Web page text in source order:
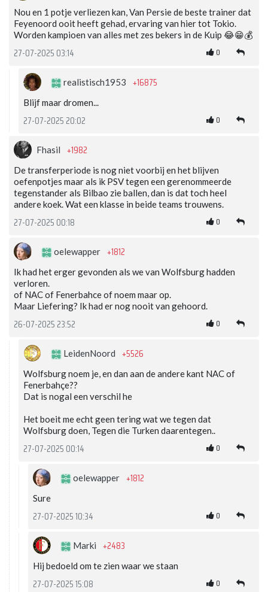
Nou en 1 potje verliezen kan, Van Persie de beste trainer dat
Feyenoord ooit heeft gehad, ervaring van hier tot Tokio.
Worden kampioen van alles met zes bekers in de Kuip 😂😁💰
27-07-2025 03:14 0
realistisch1953 +16875
Blijf maar dromen...
27-07-2025 20:02 0
Fhasil +1982
De transferperiode is nog niet voorbij en het blijven
oefenpotjes maar als ik PSV tegen een gerenommeerde
tegenstander als Bilbao zie ballen, dan is dat toch heel
andere koek. Wat een klasse in beide teams trouwens.
27-07-2025 00:18 0
oelewapper +1812
Ik had het erger gevonden als we van Wolfsburg hadden
verloren.
of NAC of Fenerbahce of noem maar op.
Maar Liefering? Ik had er nog nooit van gehoord.
26-07-2025 23:52 0
LeidenNoord +5526
Wolfsburg noem je, en dan aan de andere kant NAC of
Fenerbahçe??
Dat is nogal een verschil he
Het boeit me echt geen tering wat we tegen dat
Wolfsburg doen, Tegen die Turken daarentegen..
27-07-2025 00:14 0
oelewapper +1812
Sure
27-07-2025 10:34 0
Marki +2483
Hij bedoeld om te zien waar we staan
27-07-2025 15:08 0